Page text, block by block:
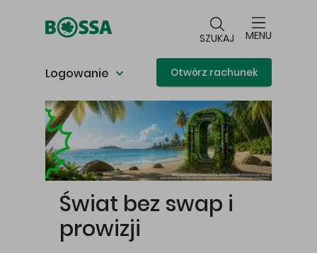
SZUKAJ MENU
Logowanie Otwórz rachunek
Główna treść
Świat bez swap i
prowizji